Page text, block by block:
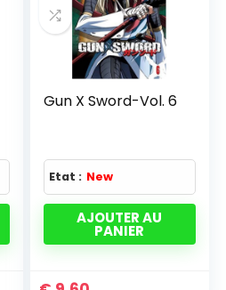
Gun X Sword-Vol. 6
Etat : New
AJOUTER AU
PANIER